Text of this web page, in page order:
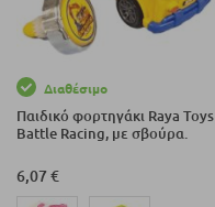
Διαθέσιμο
Παιδικό φορτηγάκι Raya Toys
Battle Racing, με σβούρα.
6,07 €